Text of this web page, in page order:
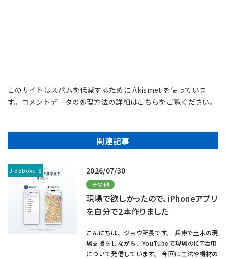
このサイトはスパムを低減するために Akismet を使っていま
す。 コメントデータの処理方法の詳細はこちらをご覧ください。
関連記事
2026/07/30
その他
現場で欲しかったので、iPhoneアプリ
を自分で2本作りました
こんにちは、ジョウ所長です。 兵庫で土木の現
場支援をしながら、YouTubeで現場のICT活用
について発信しています。 今回は工法や機材の